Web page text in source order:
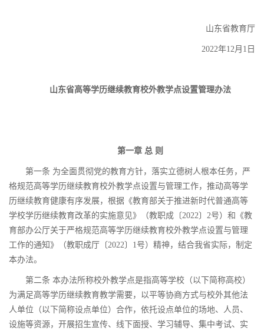
山东省教育厅
2022年12月1日
山东省高等学历继续教育校外教学点设置管理办法
第一章 总 则
第一条 为全面贯彻党的教育方针，落实立德树人根本任务，严
格规范高等学历继续教育校外教学点设置与管理工作，推动高等学
历继续教育健康有序发展，根据《教育部关于推进新时代普通高等
学校学历继续教育改革的实施意见》（教职成〔2022〕2号）和《教
育部办公厅关于严格规范高等学历继续教育校外教学点设置与管理
工作的通知》（教职成厅〔2022〕1号）精神，结合我省实际，制定
本办法。
第二条 本办法所称校外教学点是指高等学校（以下简称高校）
为满足高等学历继续教育教学需要，以平等协商方式与校外其他法
人单位（以下简称设点单位）合作，依托设点单位的场地、人员、
设施等资源，开展招生宣传、线下面授、学习辅导、集中考试、实